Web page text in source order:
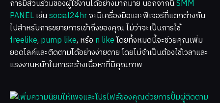
การมีส่วนร่วมของผู้ใช้งานได้อย่างมากมาย นอกจากนี้SMM
PANELเช่นsocial24hrจะมีเครื่องมือและฟีเจอร์ที่แตกต่างกัน
ไปสำหรับการขยายการเข้าถึงของคุณ ไม่ว่าจะเป็นการใช้
freelike, pump like, หรือ n likeโดยทั้งหมดนี้จะช่วยคุณเพิ่ม
ยอดไลค์และติดตามได้อย่างง่ายดาย โดยไม่จำเป็นต้องใช้เวลาและ
แรงงานหนักในการสร้างเนื้อหาที่มีคุณภาพ